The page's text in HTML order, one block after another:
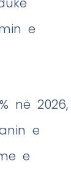
e
në 2026,
e
e